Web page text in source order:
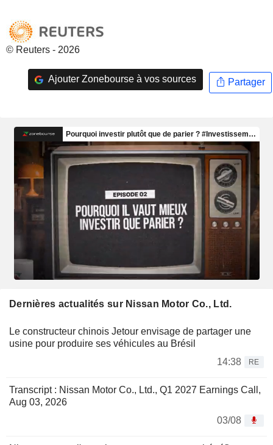
© Reuters - 2026
Ajouter Zonebourse à vos sources Partager
Dernières actualités sur Nissan Motor Co., Ltd.
Le constructeur chinois Jetour envisage de partager une
usine pour produire ses véhicules au Brésil
14:38
RE
Transcript : Nissan Motor Co., Ltd., Q1 2027 Earnings Call,
Aug 03, 2026
03/08